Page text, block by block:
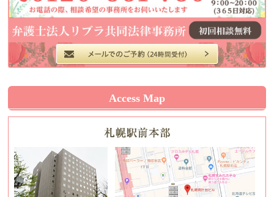
Access Map